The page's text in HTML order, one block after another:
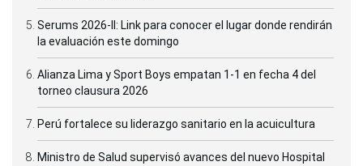
Serums 2026-II: Link para conocer el lugar donde rendirán
la evaluación este domingo
Alianza Lima y Sport Boys empatan 1-1 en fecha 4 del
torneo clausura 2026
Perú fortalece su liderazgo sanitario en la acuicultura
Ministro de Salud supervisó avances del nuevo Hospital